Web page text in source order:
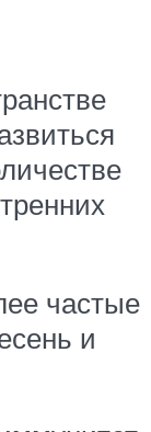
частые
и